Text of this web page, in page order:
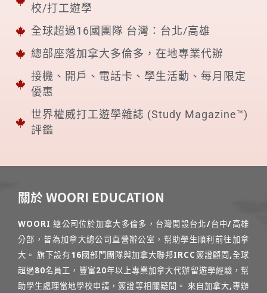
校/打工遊學
全球超過16國團隊 台灣：台北/高雄
總部座落加拿大多倫多，在地專業代辦
接機、開戶、電話卡、學生活動、每月限定
優惠
世界權威打工遊學雜誌 (Study Magazine™)
評鑑
關於 WOORI EDUCATION
WOORI 總公司位於加拿大多倫多，台灣開設台北/台中/高雄
分部，皆為加拿大總公司直營辦公室，幫助學生順利前往加拿
大。 旗下設有16國部門團隊與加拿大聯邦IRCC簽證顧問,全球
超過80名員工，豐富20年以上專業加拿大代辦留遊學經驗，幫
助學生處理當地學校申請，簽證等相關疑問。 來自加拿大,專辦